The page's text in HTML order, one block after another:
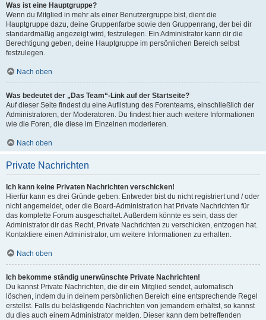
Was ist eine Hauptgruppe?
Wenn du Mitglied in mehr als einer Benutzergruppe bist, dient die
Hauptgruppe dazu, deine Gruppenfarbe sowie den Gruppenrang, der bei dir
standardmäßig angezeigt wird, festzulegen. Ein Administrator kann dir die
Berechtigung geben, deine Hauptgruppe im persönlichen Bereich selbst
festzulegen.
Nach oben
Was bedeutet der „Das Team“-Link auf der Startseite?
Auf dieser Seite findest du eine Auflistung des Forenteams, einschließlich der
Administratoren, der Moderatoren. Du findest hier auch weitere Informationen
wie die Foren, die diese im Einzelnen moderieren.
Nach oben
Private Nachrichten
Ich kann keine Privaten Nachrichten verschicken!
Hierfür kann es drei Gründe geben: Entweder bist du nicht registriert und / oder
nicht angemeldet, oder die Board-Administration hat Private Nachrichten für
das komplette Forum ausgeschaltet. Außerdem könnte es sein, dass der
Administrator dir das Recht, Private Nachrichten zu verschicken, entzogen hat.
Kontaktiere einen Administrator, um weitere Informationen zu erhalten.
Nach oben
Ich bekomme ständig unerwünschte Private Nachrichten!
Du kannst Private Nachrichten, die dir ein Mitglied sendet, automatisch
löschen, indem du in deinem persönlichen Bereich eine entsprechende Regel
erstellst. Falls du belästigende Nachrichten von jemandem erhältst, so kannst
du dies auch einem Administrator melden. Dieser kann dem betreffenden